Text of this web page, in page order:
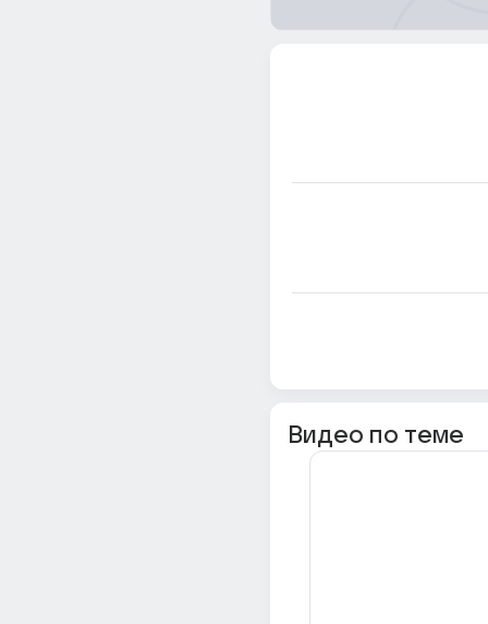
Видео по теме